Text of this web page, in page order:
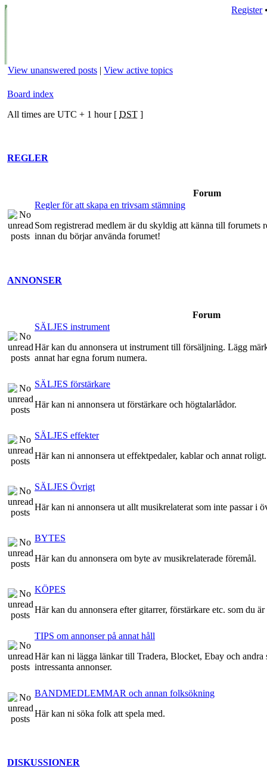
Register
View unanswered posts | View active topics
Board index
All times are UTC + 1 hour [ DST ]
REGLER
Forum
Regler för att skapa en trivsam stämning
Som registrerad medlem är du skyldig att känna till forumets
innan du börjar använda forumet!
ANNONSER
Forum
SÄLJES instrument
Här kan du annonsera ut instrument till försäljning. Lägg
annat har egna forum numera.
SÄLJES förstärkare
Här kan ni annonsera ut förstärkare och högtalarlådor.
SÄLJES effekter
Här kan ni annonsera ut effektpedaler, kablar och annat roligt.
SÄLJES Övrigt
Här kan ni annonsera ut allt musikrelaterat som inte passar i
BYTES
Här kan du annonsera om byte av musikrelaterade föremål.
KÖPES
Här kan du annonsera efter gitarrer, förstärkare etc. som du
TIPS om annonser på annat håll
Här kan ni lägga länkar till Tradera, Blocket, Ebay och andra
intressanta annonser.
BANDMEDLEMMAR och annan folksökning
Här kan ni söka folk att spela med.
DISKUSSIONER